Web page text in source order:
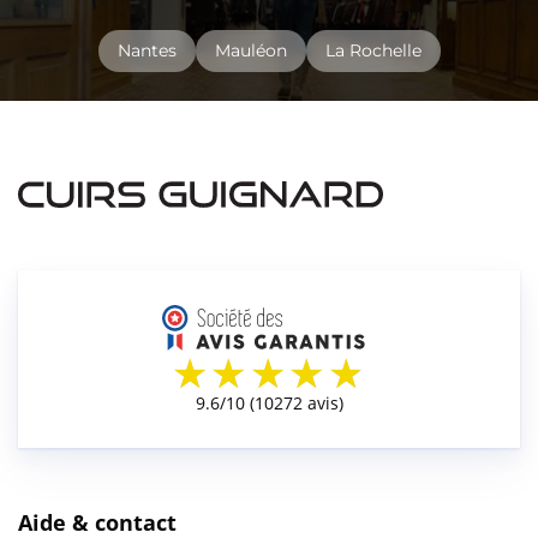
Nantes Mauléon La Rochelle
Aide & contact